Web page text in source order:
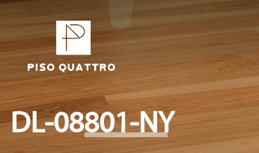
DL-08801-NY